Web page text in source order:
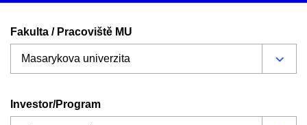
Fakulta / Pracoviště MU
Investor/Program